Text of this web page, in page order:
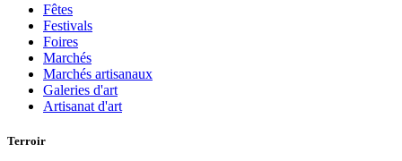
Fêtes
Festivals
Foires
Marchés
Marchés artisanaux
Galeries d'art
Artisanat d'art
Terroir